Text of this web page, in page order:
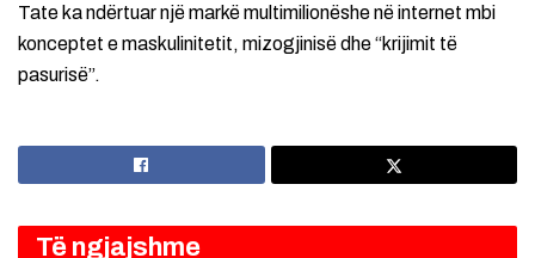
Tate ka ndërtuar një markë multimilionëshe në internet mbi
konceptet e maskulinitetit, mizogjinisë dhe “krijimit të
pasurisë”.
Të ngjajshme